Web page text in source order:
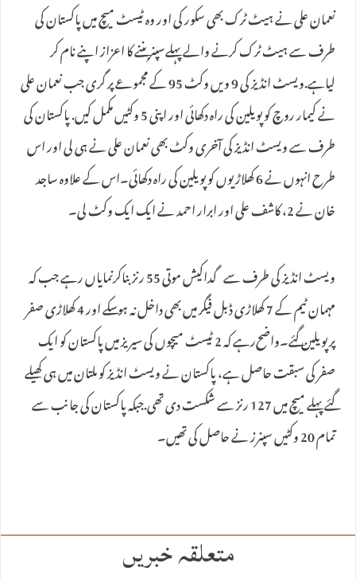
نعمان علی نے ہیٹ ٹرک بھی سکور کی اور وہ ٹیسٹ میچ میں پاکستان کی
طرف سے ہیٹ ٹرک کرنے والے پہلےسپنر بننے کا اعزاز اپنے نام کر
لیاہے.ویسٹ انڈیز کی 9 ویں وکٹ 95 کے مجموعے پر گری جب نعمان علی
نے کیمار روچ کو پویلین کی راہ دکھائی اور اپنی 5 وکٹیں مکمل کیں. پاکستان کی
طرف سے ویسٹ انڈیز کی آخری وکٹ بھی نعمان علی نے ہی لی اور اس
طرح انہوں نے 6 کھلاڑیوں کو پویلین کی راہ دکھائی۔اس کے علاوہ ساجد
خان نے 2، کاشف علی اور ابرار احمد نے ایک ایک وکٹ لی۔
ویسٹ انڈیز کی طرف سے گداکیش موتی 55 رنزبناکرنمایاں رہے جب کہ
مہمان ٹیم کے 7 کھلاڑی ڈبل فیگر میں بھی داخل نہ ہوسکے اور 4 کھلاڑی صفر
پر پویلین گئے۔واضح‌رہے کہ 2 ٹیسٹ میچوں کی سیریز میں پاکستان کو ایک
صفر کی سبقت حاصل ہے، پاکستان نے ویسٹ انڈیز کو ملتان میں ہی کھیلے
گئے پہلے میچ میں 127 رنز سے شکست دی تھی.جبکہ پاکستان کی جانب سے
تمام 20 وکٹیں سپنرز نے حاصل کی تھیں۔
متعلقہ خبریں